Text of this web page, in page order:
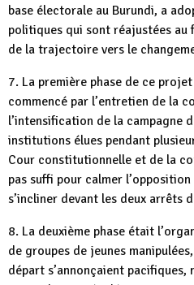
base électorale au Burundi, a
politiques qui sont réajustées au
de la trajectoire vers le
7. La première phase de ce
commencé par l’entretien de la
l’intensification de la campagne
institutions élues pendant
Cour constitutionnelle et de la
pas suffi pour calmer
s’incliner devant les deux arrêts
8. La deuxième phase était
de groupes de jeunes
départ s’annonçaient